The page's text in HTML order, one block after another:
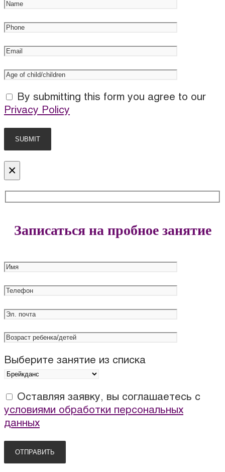
By submitting this form you agree to our
Privacy Policy
×
Записаться на пробное занятие
Выберите занятие из списка
Оставляя заявку, вы соглашаетесь с
условиями обработки персональных
данных